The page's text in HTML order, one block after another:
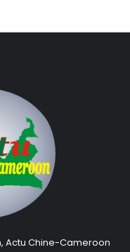
Actu Chine-Cameroon